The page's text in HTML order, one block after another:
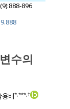
(9):888-896
수의
용배*,***,†